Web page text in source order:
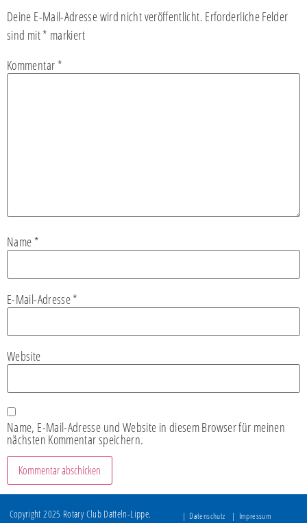
Deine E-Mail-Adresse wird nicht veröffentlicht. Erforderliche Felder
sind mit* markiert
Kommentar *
Name *
E-Mail-Adresse*
Website
Name, E-Mail-Adresse und Website in diesem Browser für meinen
nächsten Kommentar speichern.
Copyright 2025 Rotary Club Datteln-Lippe.
Datenschutz Impressum